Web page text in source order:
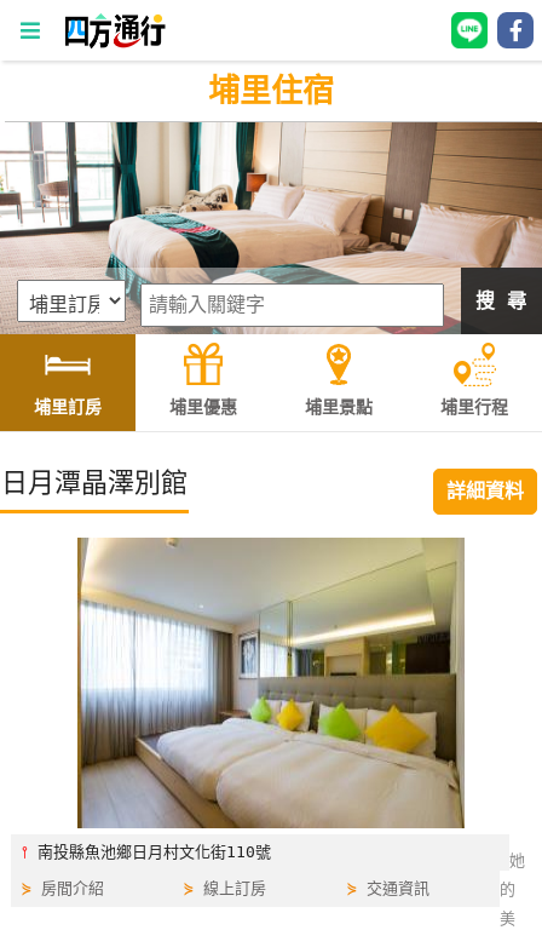
四
方
通
行
訂
房
灣
訂
房
直接跟飯店訂房HOT
埔里住宿
搜 尋
埔里訂房 埔里優惠 埔里景點 埔里行程
日月潭晶澤別館 詳細資料
⫯南投縣魚池鄉日月村文化街110號
⋟ 房間介紹 ⋟線上訂房 ⋟ 交通資訊
她
的
美